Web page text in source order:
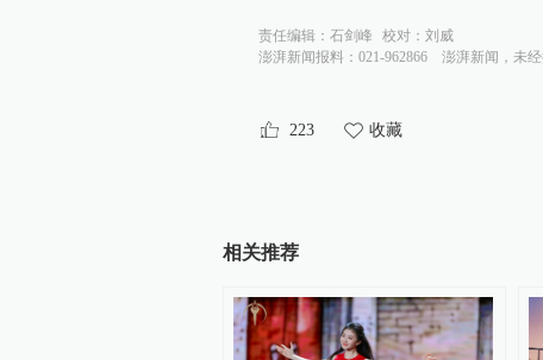
责任编辑： 石剑峰 校对： 刘威
澎湃新闻报料：021-962866
澎湃新闻，未
223 收藏
相关推荐